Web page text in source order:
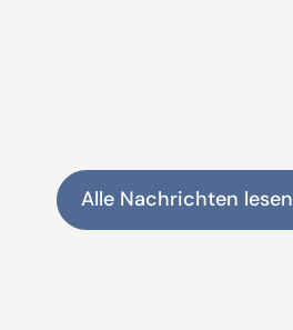
Alle Nachrichten lesen